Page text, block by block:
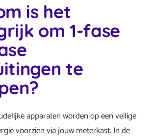
is het
om 1-fase
te
apparaten worden op een veilige
voorzien via jouw meterkast. In de